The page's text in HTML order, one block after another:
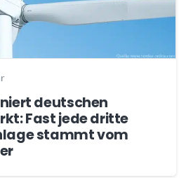
deutschen
Fast jede dritte
stammt vom